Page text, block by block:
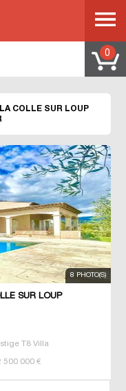
ALPES MARITIMES
0
COLLE SUR LOUP
8 PHOTO(S)
SUR LOUP
T8 Villa
500 000 €